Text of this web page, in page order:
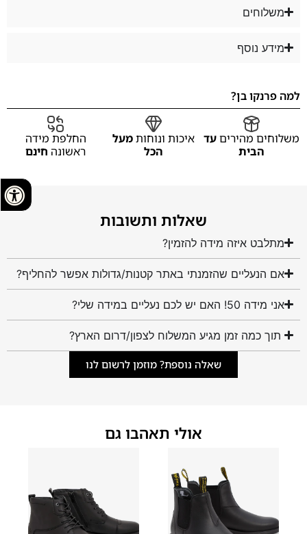
משלוחים
מידע נוסף
למה פרנקו בן?
משלוחים מהיריםעד
הבית
איכות ונוחותמעל
הכל
החלפת מידה
ראשונה חינם
שאלות ותשובות
מתלבט איזה מידה להזמין?
אם הנעליים שהזמנתי באתר קטנות/גדולות אפשר להחליף?
אני מידה 50! האם יש לכם נעליים במידה שלי?
תוך כמה זמן מגיע המשלוח לצפון/דרום הארץ?
שאלה נוספת? מוזמן לרשום לנו
אולי תאהבו גם